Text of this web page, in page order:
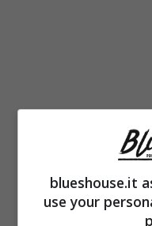
A “Temptation
che le ha
blueshouse.it
use your